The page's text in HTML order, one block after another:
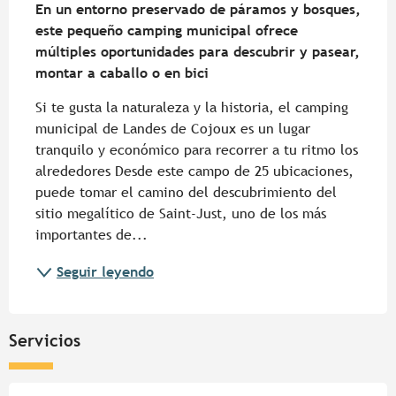
En un entorno preservado de páramos y bosques,
este pequeño camping municipal ofrece
múltiples oportunidades para descubrir y pasear,
montar a caballo o en bici
Si te gusta la naturaleza y la historia, el camping
municipal de Landes de Cojoux es un lugar
tranquilo y económico para recorrer a tu ritmo los
alrededores Desde este campo de 25 ubicaciones,
puede tomar el camino del descubrimiento del
sitio megalítico de Saint-Just, uno de los más
importantes de...
Seguir leyendo
Servicios